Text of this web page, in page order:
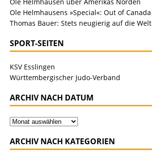
Ole Helmhausens »Special«: Out of Canada
Thomas Bauer: Stets neugierig auf die Welt
SPORT-SEITEN
KSV Esslingen
Württembergischer Judo-Verband
ARCHIV NACH DATUM
ARCHIV NACH KATEGORIEN